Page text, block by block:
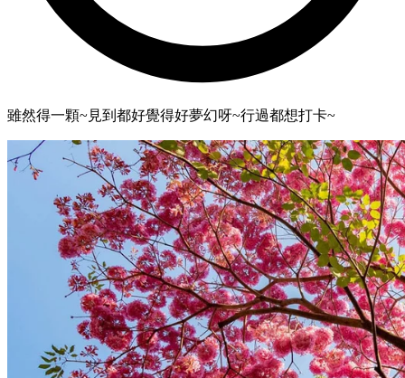
雖然得一顆~見到都好覺得好夢幻呀~行過都想打卡~